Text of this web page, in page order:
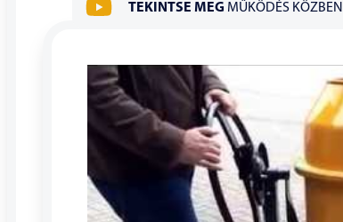
TEKINTSE MEG MŰKÖDÉS KÖZBEN